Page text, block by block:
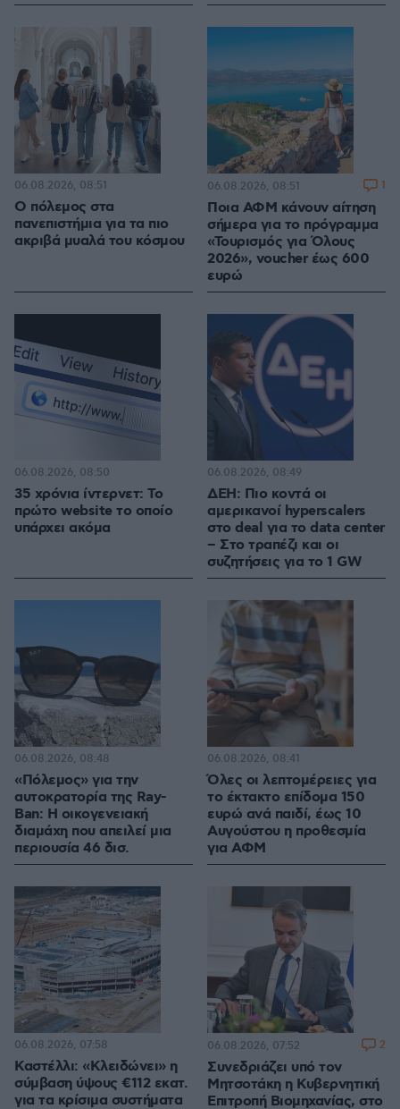
Ο πόλεμος στα
πανεπιστήμια για τα πιο
ακριβά μυαλά του κόσμου
06.08.2026, 08:51
Ποια ΑΦΜ κάνουν αίτηση
σήμερα για το πρόγραμμα
«Τουρισμός για Όλους
2026», voucher έως 600
ευρώ
06.08.2026, 08:51 1
35 χρόνια ίντερνετ: Το
πρώτο website το οποίο
υπάρχει ακόμα
06.08.2026, 08:50
ΔΕΗ: Πιο κοντά οι
αμερικανοί hyperscalers
στο deal για το data center
– Στο τραπέζι και οι
συζητήσεις για το 1 GW
06.08.2026, 08:49
«Πόλεμος» για την
αυτοκρατορία της Ray-
Ban: Η οικογενειακή
διαμάχη που απειλεί μια
περιουσία 46 δισ.
06.08.2026, 08:48
Όλες οι λεπτομέρειες για
το έκτακτο επίδομα 150
ευρώ ανά παιδί, έως 10
Αυγούστου η προθεσμία
για ΑΦΜ
06.08.2026, 08:41
Καστέλλι: «Κλειδώνει» η
σύμβαση ύψους €112 εκατ.
για τα κρίσιμα συστήματα
06.08.2026, 07:58
Συνεδριάζει υπό τον
Μητσοτάκη η Κυβερνητική
Επιτροπή Βιομηχανίας, στο
06.08.2026, 07:52 2